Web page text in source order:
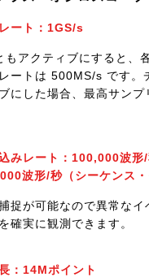
ート：1GS/s
もアクティブにすると、
ートは 500MS/s です。
にした場合、最高サンプ
みレート：100,000波形
波形/秒（シーケンス・
捉が可能なので異常なイ
確実に観測できます。
：14Mポイント